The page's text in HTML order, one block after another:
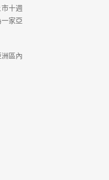
十週
家亞
區內